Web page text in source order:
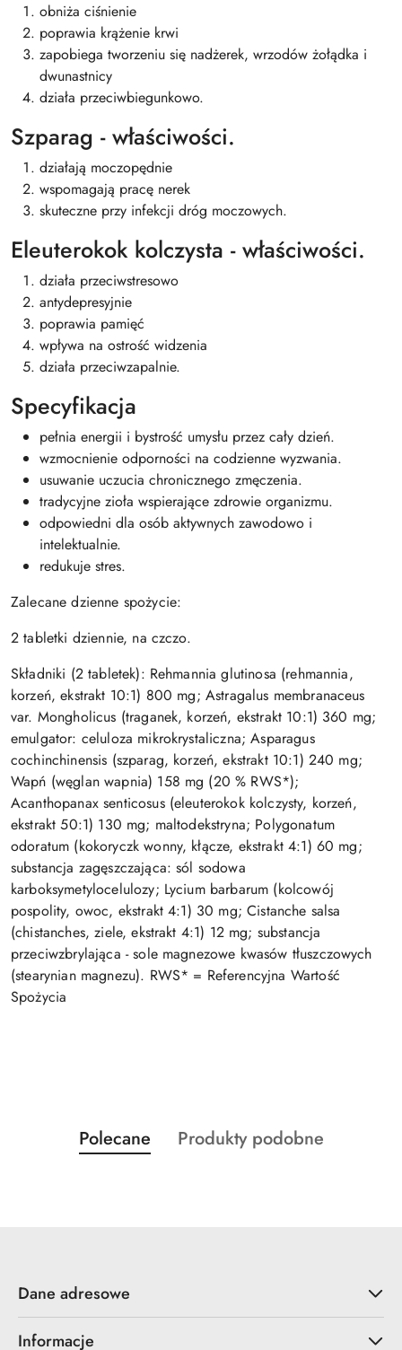
obniża ciśnienie
poprawia krążenie krwi
zapobiega tworzeniu się nadżerek, wrzodów żołądka i
dwunastnicy
działa przeciwbiegunkowo.
Szparag - właściwości.
działają moczopędnie
wspomagają pracę nerek
skuteczne przy infekcji dróg moczowych.
Eleuterokok kolczysta - właściwości.
działa przeciwstresowo
antydepresyjnie
poprawia pamięć
wpływa na ostrość widzenia
działa przeciwzapalnie.
Specyfikacja
pełnia energii i bystrość umysłu przez cały dzień.
wzmocnienie odporności na codzienne wyzwania.
usuwanie uczucia chronicznego zmęczenia.
tradycyjne zioła wspierające zdrowie organizmu.
odpowiedni dla osób aktywnych zawodowo i
intelektualnie.
redukuje stres.
Zalecane dzienne spożycie:
2 tabletki dziennie, na czczo.
Składniki (2 tabletek): Rehmannia glutinosa (rehmannia,
korzeń, ekstrakt 10:1) 800 mg; Astragalus membranaceus
var. Mongholicus (traganek, korzeń, ekstrakt 10:1) 360 mg;
emulgator: celuloza mikrokrystaliczna; Asparagus
cochinchinensis (szparag, korzeń, ekstrakt 10:1) 240 mg;
Wapń (węglan wapnia) 158 mg (20 % RWS*);
Acanthopanax senticosus (eleuterokok kolczysty, korzeń,
ekstrakt 50:1) 130 mg; maltodekstryna; Polygonatum
odoratum (kokoryczk wonny, kłącze, ekstrakt 4:1) 60 mg;
substancja zagęszczająca: sól sodowa
karboksymetylocelulozy; Lycium barbarum (kolcowój
pospolity, owoc, ekstrakt 4:1) 30 mg; Cistanche salsa
(chistanches, ziele, ekstrakt 4:1) 12 mg; substancja
przeciwzbrylająca - sole magnezowe kwasów tłuszczowych
(stearynian magnezu). RWS* = Referencyjna Wartość
Spożycia
Pomiń karuzelę produktów
Produkty
o
Polecane
Produkty
Produkty podobne
Dane adresowe
Informacje